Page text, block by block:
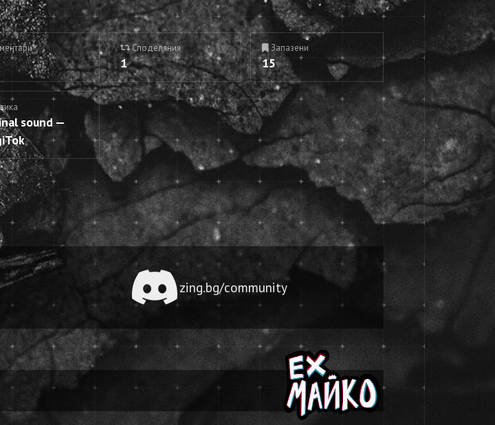
Споделяния
1
Запазени
15
sound —
zing.bg/community